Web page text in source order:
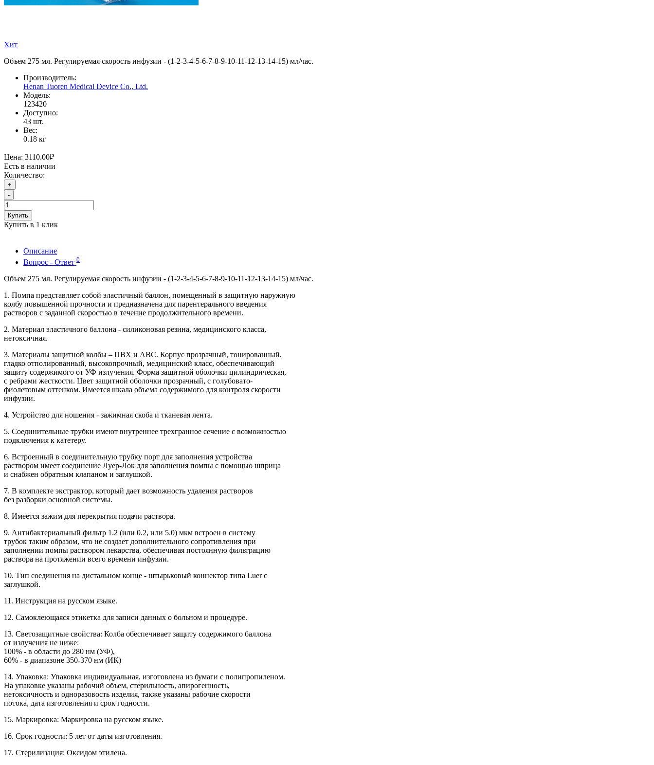
Хит
Объем 275 мл. Регулируемая скорость инфузии - (1-2-3-4-5-6-7-8-9-10-11-12-13-14-15) мл/час.
Производитель:
Henan Tuoren Medical Device Co., Ltd.
Модель:
123420
Доступно:
43 шт.
Вес:
0.18 кг
Цена: 3110.00₽
Есть в наличии
Количество:
+
-
Купить
Купить в 1 клик
Описание
Вопрос - Ответ 0
Объем 275 мл. Регулируемая скорость инфузии - (1-2-3-4-5-6-7-8-9-10-11-12-13-14-15) мл/час.
1. Помпа представляет собой эластичный баллон, помещенный в защитную наружную
колбу повышенной прочности и предназначена для парентерального введения
растворов с заданной скоростью в течение продолжительного времени.
2. Материал эластичного баллона - силиконовая резина, медицинского класса,
нетоксичная.
3. Материалы защитной колбы – ПВХ и АВС. Корпус прозрачный, тонированный,
гладко отполированный, высокопрочный, медицинский класс, обеспечивающий
защиту содержимого от УФ излучения. Форма защитной оболочки цилиндрическая,
с ребрами жесткости. Цвет защитной оболочки прозрачный, с голубовато-
фиолетовым оттенком. Имеется шкала объема содержимого для контроля скорости
инфузии.
4. Устройство для ношения - зажимная скоба и тканевая лента.
5. Соединительные трубки имеют внутреннее трехгранное сечение с возможностью
подключения к катетеру.
6. Встроенный в соединительную трубку порт для заполнения устройства
раствором имеет соединение Луер-Лок для заполнения помпы с помощью шприца
и снабжен обратным клапаном и заглушкой.
7. В комплекте экстрактор, который дает возможность удаления растворов
без разборки основной системы.
8. Имеется зажим для перекрытия подачи раствора.
9. Антибактериальный фильтр 1.2 (или 0.2, или 5.0) мкм встроен в систему
трубок таким образом, что не создает дополнительного сопротивления при
заполнении помпы раствором лекарства, обеспечивая постоянную фильтрацию
раствора на протяжении всего времени инфузии.
10. Тип соединения на дистальном конце - штырьковый коннектор типа Luer с
заглушкой.
11. Инструкция на русском языке.
12. Самоклеющаяся этикетка для записи данных о больном и процедуре.
13. Светозащитные свойства: Колба обеспечивает защиту содержимого баллона
от излучения не ниже:
100% - в области до 280 нм (УФ),
60% - в диапазоне 350-370 нм (ИК)
14. Упаковка: Упаковка индивидуальная, изготовлена из бумаги с полипропиленом.
На упаковке указаны рабочий объем, стерильность, апирогенность,
нетоксичность и одноразовость изделия, также указаны рабочие скорости
потока, дата изготовления и срок годности.
15. Маркировка: Маркировка на русском языке.
16. Срок годности: 5 лет от даты изготовления.
17. Стерилизация: Оксидом этилена.